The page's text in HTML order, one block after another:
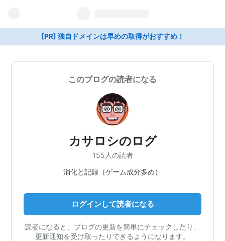
[PR] 独自ドメインは早めの取得がおすすめ！
このブログの読者になる
カサロシのログ
155人の読者
消化と記録（ゲーム成分多め）
ログインして読者になる
読者になると、ブログの更新を簡単にチェックしたり、
更新通知を受け取ったりできるようになります。